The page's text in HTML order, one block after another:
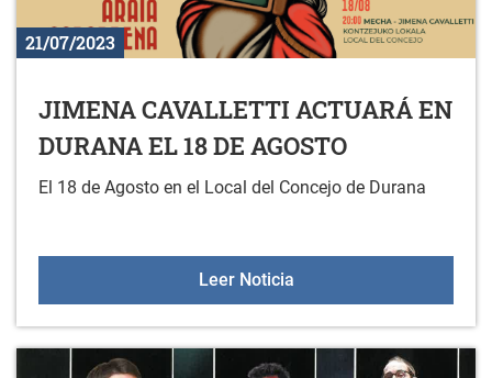
21/07/2023
JIMENA CAVALLETTI ACTUARÁ EN
DURANA EL 18 DE AGOSTO
El 18 de Agosto en el Local del Concejo de Durana
Leer NoticiaJIMENA CAVALLETTI